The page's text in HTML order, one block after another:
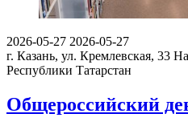
2026-05-27 2026-05-27
г. Казань, ул. Кремлевская, 33
Республики Татарстан
Общероссийский